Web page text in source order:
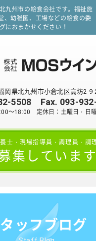
九州市の給食会社です。福祉施
、幼稚園、工場などの給食の委
におまかせください！
岡県北九州市小倉北区高坊2-9-
5508 Fax. 093-
～18:00 定休日：土曜日・日
士・現場指導員・調理員・調
集しています
ッフブログ